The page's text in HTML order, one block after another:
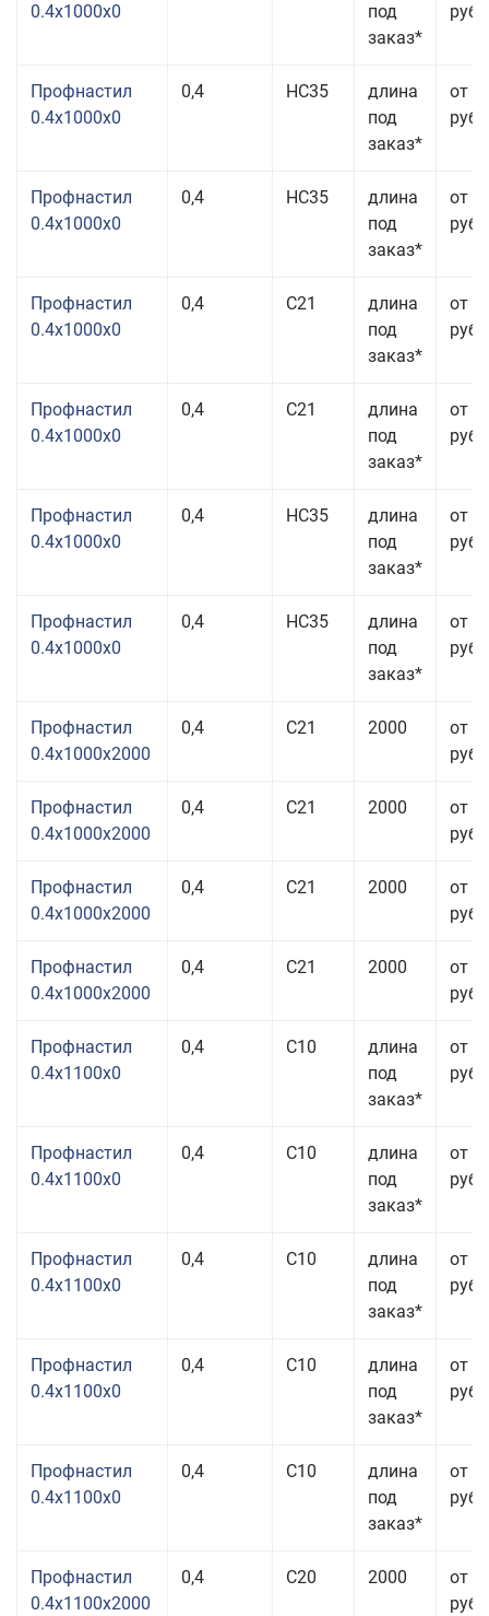
0.4x1000x0
под
заказ*
руб.
Профнастил
0.4x1000x0
0,4 НС35
длина
под
заказ*
от
руб.
Профнастил
0.4x1000x0
0,4 НС35
длина
под
заказ*
от
руб.
Профнастил
0.4x1000x0
0,4 С21
длина
под
заказ*
от
руб.
Профнастил
0.4x1000x0
0,4 С21
длина
под
заказ*
от
руб.
Профнастил
0.4x1000x0
0,4 НС35
длина
под
заказ*
от
руб.
Профнастил
0.4x1000x0
0,4 НС35
длина
под
заказ*
от
руб.
Профнастил
0.4x1000x2000
0,4 С21 2000
от
руб.
Профнастил
0.4x1000x2000
0,4 С21 2000
от
руб.
Профнастил
0.4x1000x2000
0,4 С21 2000
от
руб.
Профнастил
0.4x1000x2000
0,4 С21 2000
от
руб.
Профнастил
0.4x1100x0
0,4 С10
длина
под
заказ*
от
руб.
Профнастил
0.4x1100x0
0,4 С10
длина
под
заказ*
от
руб.
Профнастил
0.4x1100x0
0,4 С10
длина
под
заказ*
от
руб.
Профнастил
0.4x1100x0
0,4 С10
длина
под
заказ*
от
руб.
Профнастил
0.4x1100x0
0,4 С10
длина
под
заказ*
от
руб.
Профнастил
0.4x1100x2000
0,4 С20 2000
от
руб.